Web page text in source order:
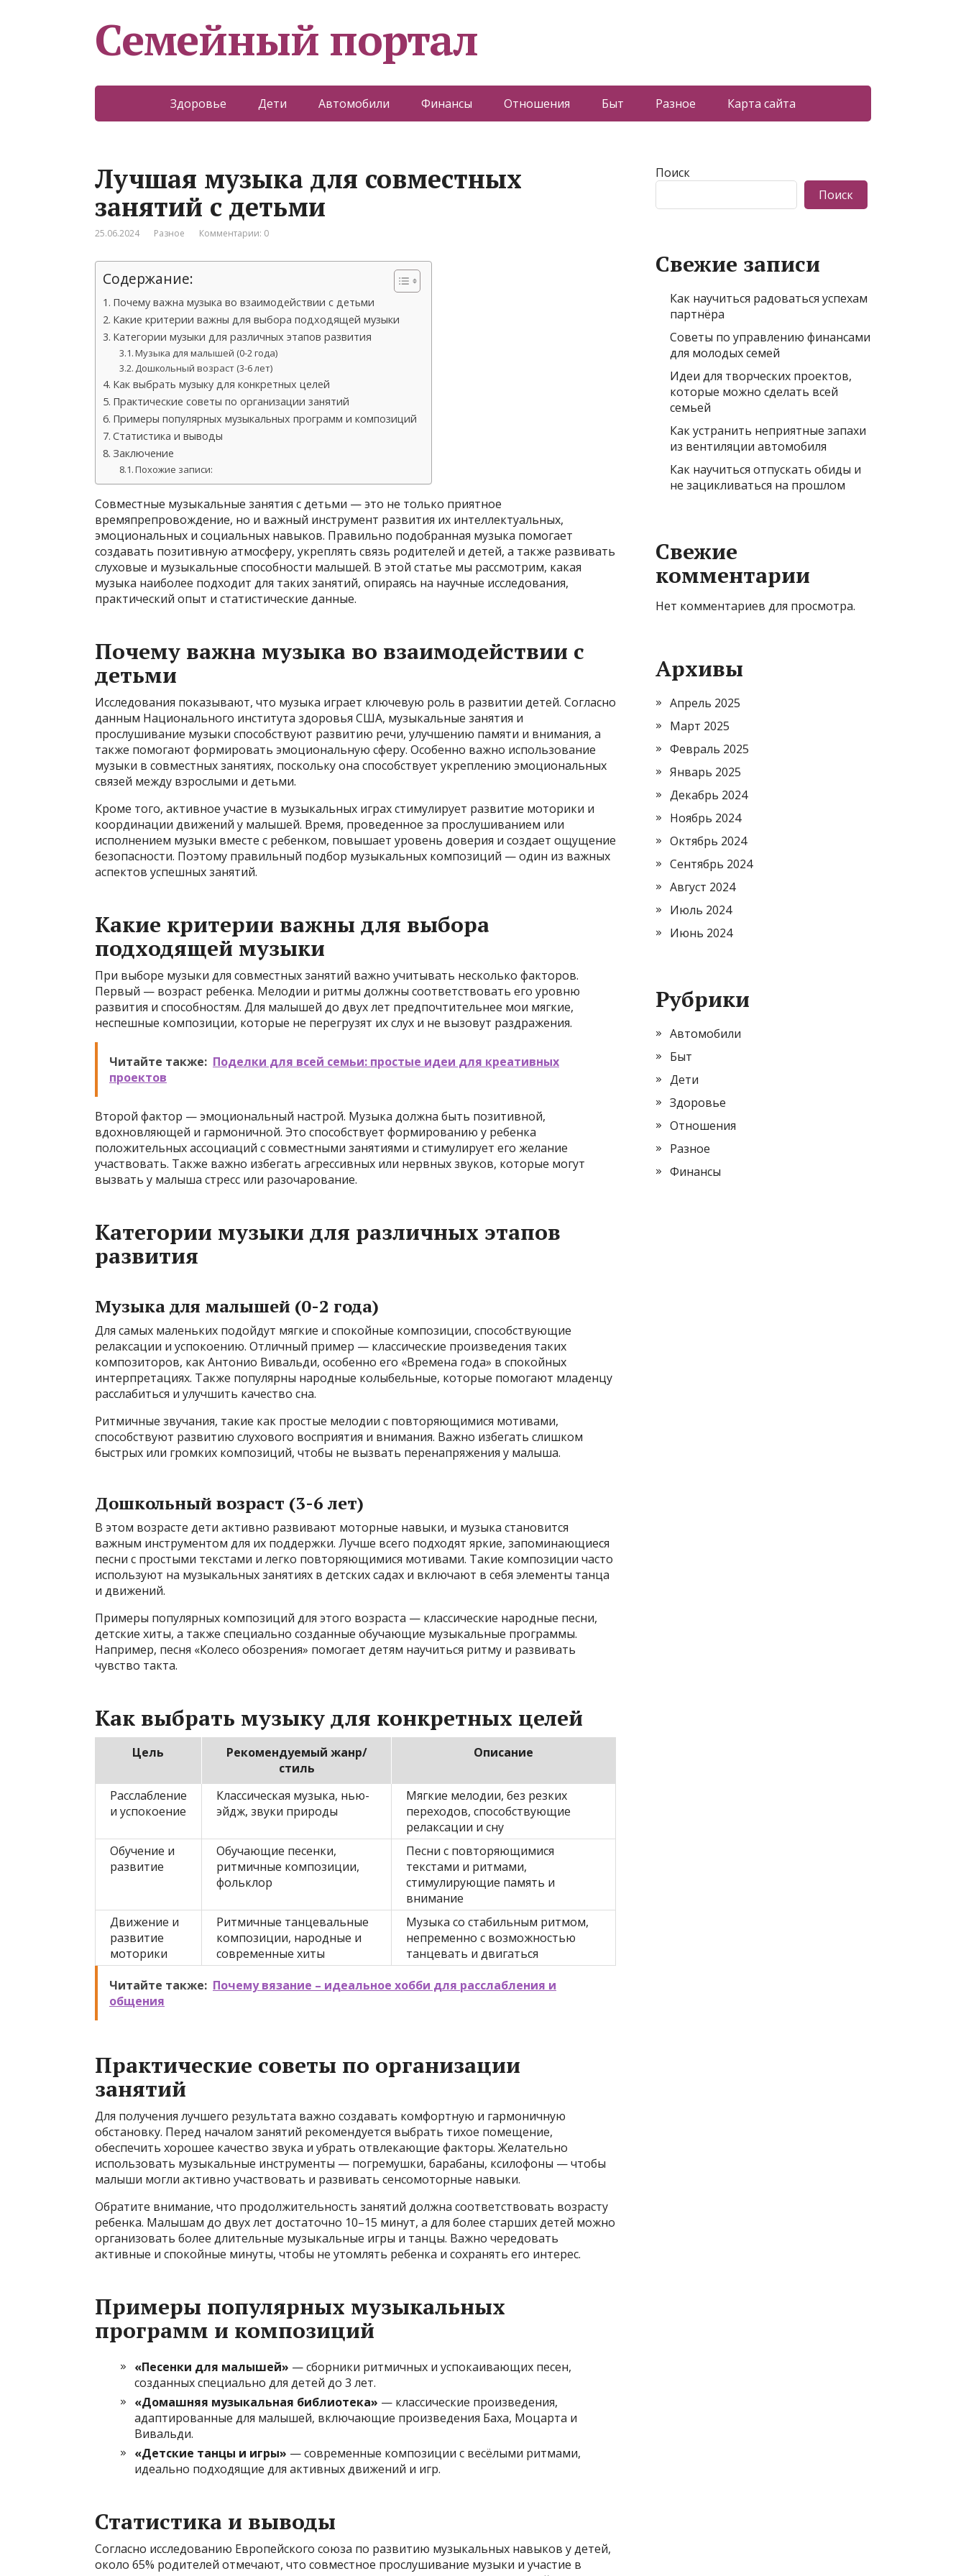
Семейный портал
Здоровье Дети Автомобили Финансы Отношения Быт Разное Карта сайта
Лучшая музыка для совместных
занятий с детьми
25.06.2024 Разное Комментарии: 0
Содержание:
Почему важна музыка во взаимодействии с детьми
Какие критерии важны для выбора подходящей музыки
Категории музыки для различных этапов развития
Музыка для малышей (0-2 года)
Дошкольный возраст (3-6 лет)
Как выбрать музыку для конкретных целей
Практические советы по организации занятий
Примеры популярных музыкальных программ и композиций
Статистика и выводы
Заключение
Похожие записи:
Совместные музыкальные занятия с детьми — это не только приятное
времяпрепровождение, но и важный инструмент развития их интеллектуальных,
эмоциональных и социальных навыков. Правильно подобранная музыка помогает
создавать позитивную атмосферу, укреплять связь родителей и детей, а также развивать
слуховые и музыкальные способности малышей. В этой статье мы рассмотрим, какая
музыка наиболее подходит для таких занятий, опираясь на научные исследования,
практический опыт и статистические данные.
Почему важна музыка во взаимодействии с
детьми
Исследования показывают, что музыка играет ключевую роль в развитии детей. Согласно
данным Национального института здоровья США, музыкальные занятия и
прослушивание музыки способствуют развитию речи, улучшению памяти и внимания, а
также помогают формировать эмоциональную сферу. Особенно важно использование
музыки в совместных занятиях, поскольку она способствует укреплению эмоциональных
связей между взрослыми и детьми.
Кроме того, активное участие в музыкальных играх стимулирует развитие моторики и
координации движений у малышей. Время, проведенное за прослушиванием или
исполнением музыки вместе с ребенком, повышает уровень доверия и создает ощущение
безопасности. Поэтому правильный подбор музыкальных композиций — один из важных
аспектов успешных занятий.
Какие критерии важны для выбора
подходящей музыки
При выборе музыки для совместных занятий важно учитывать несколько факторов.
Первый — возраст ребенка. Мелодии и ритмы должны соответствовать его уровню
развития и способностям. Для малышей до двух лет предпочтительнее мои мягкие,
неспешные композиции, которые не перегрузят их слух и не вызовут раздражения.
Читайте также: Поделки для всей семьи: простые идеи для креативных
проектов
Второй фактор — эмоциональный настрой. Музыка должна быть позитивной,
вдохновляющей и гармоничной. Это способствует формированию у ребенка
положительных ассоциаций с совместными занятиями и стимулирует его желание
участвовать. Также важно избегать агрессивных или нервных звуков, которые могут
вызвать у малыша стресс или разочарование.
Категории музыки для различных этапов
развития
Музыка для малышей (0-2 года)
Для самых маленьких подойдут мягкие и спокойные композиции, способствующие
релаксации и успокоению. Отличный пример — классические произведения таких
композиторов, как Антонио Вивальди, особенно его «Времена года» в спокойных
интерпретациях. Также популярны народные колыбельные, которые помогают младенцу
расслабиться и улучшить качество сна.
Ритмичные звучания, такие как простые мелодии с повторяющимися мотивами,
способствуют развитию слухового восприятия и внимания. Важно избегать слишком
быстрых или громких композиций, чтобы не вызвать перенапряжения у малыша.
Дошкольный возраст (3-6 лет)
В этом возрасте дети активно развивают моторные навыки, и музыка становится
важным инструментом для их поддержки. Лучше всего подходят яркие, запоминающиеся
песни с простыми текстами и легко повторяющимися мотивами. Такие композиции часто
используют на музыкальных занятиях в детских садах и включают в себя элементы танца
и движений.
Примеры популярных композиций для этого возраста — классические народные песни,
детские хиты, а также специально созданные обучающие музыкальные программы.
Например, песня «Колесо обозрения» помогает детям научиться ритму и развивать
чувство такта.
Как выбрать музыку для конкретных целей
Цель
Рекомендуемый жанр/
стиль
Описание
Расслабление
и успокоение
Классическая музыка, нью-
эйдж, звуки природы
Мягкие мелодии, без резких
переходов, способствующие
релаксации и сну
Обучение и
развитие
Обучающие песенки,
ритмичные композиции,
фольклор
Песни с повторяющимися
текстами и ритмами,
стимулирующие память и
внимание
Движение и
развитие
моторики
Ритмичные танцевальные
композиции, народные и
современные хиты
Музыка со стабильным ритмом,
непременно с возможностью
танцевать и двигаться
Читайте также: Почему вязание – идеальное хобби для расслабления и
общения
Практические советы по организации
занятий
Для получения лучшего результата важно создавать комфортную и гармоничную
обстановку. Перед началом занятий рекомендуется выбрать тихое помещение,
обеспечить хорошее качество звука и убрать отвлекающие факторы. Желательно
использовать музыкальные инструменты — погремушки, барабаны, ксилофоны — чтобы
малыши могли активно участвовать и развивать сенсомоторные навыки.
Обратите внимание, что продолжительность занятий должна соответствовать возрасту
ребенка. Малышам до двух лет достаточно 10–15 минут, а для более старших детей можно
организовать более длительные музыкальные игры и танцы. Важно чередовать
активные и спокойные минуты, чтобы не утомлять ребенка и сохранять его интерес.
Примеры популярных музыкальных
программ и композиций
«Песенки для малышей» — сборники ритмичных и успокаивающих песен,
созданных специально для детей до 3 лет.
«Домашняя музыкальная библиотека» — классические произведения,
адаптированные для малышей, включающие произведения Баха, Моцарта и
Вивальди.
«Детские танцы и игры» — современные композиции с весёлыми ритмами,
идеально подходящие для активных движений и игр.
Статистика и выводы
Согласно исследованию Европейского союза по развитию музыкальных навыков у детей,
около 65% родителей отмечают, что совместное прослушивание музыки и участие в
Поиск
Поиск
Свежие записи
Как научиться радоваться успехам
партнёра
Советы по управлению финансами
для молодых семей
Идеи для творческих проектов,
которые можно сделать всей
семьей
Как устранить неприятные запахи
из вентиляции автомобиля
Как научиться отпускать обиды и
не зацикливаться на прошлом
Свежие
комментарии
Нет комментариев для просмотра.
Архивы
Апрель 2025
Март 2025
Февраль 2025
Январь 2025
Декабрь 2024
Ноябрь 2024
Октябрь 2024
Сентябрь 2024
Август 2024
Июль 2024
Июнь 2024
Рубрики
Автомобили
Быт
Дети
Здоровье
Отношения
Разное
Финансы